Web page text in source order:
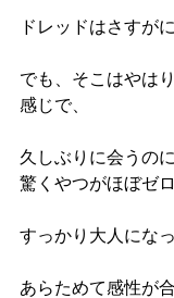
ドレッドはさすが
でも、そこはやは
感じで、
久しぶりに会うの
驚くやつがほぼゼロ
すっかり大人にな
あらためて感性が